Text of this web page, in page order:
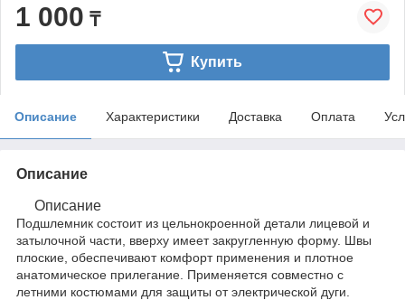
1 000 ₸
Купить
Описание Характеристики Доставка Оплата
Описание
Описание
Подшлемник состоит из цельнокроенной детали лицевой и
затылочной части, вверху имеет закругленную форму. Швы
плоские, обеспечивают комфорт применения и плотное
анатомическое прилегание. Применяется совместно с
летними костюмами для защиты от электрической дуги.